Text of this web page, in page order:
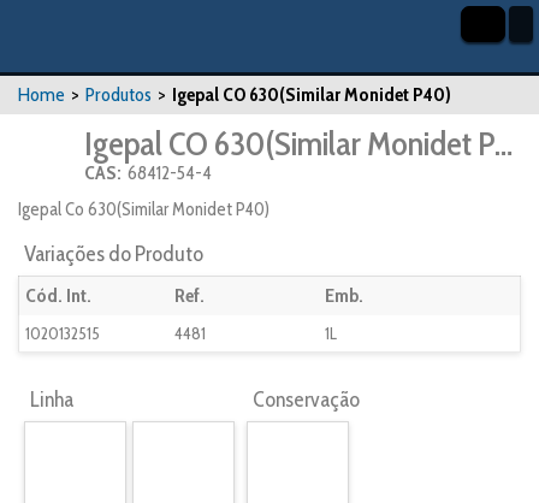
Home > Produtos > Igepal CO 630(Similar Monidet P40)
Igepal CO 630(Similar Monidet P40)
CAS: 68412-54-4
Igepal Co 630(Similar Monidet P40)
Variações do Produto
Cód. Int. Ref. Emb.
1020132515 4481 1L
Linha Conservação